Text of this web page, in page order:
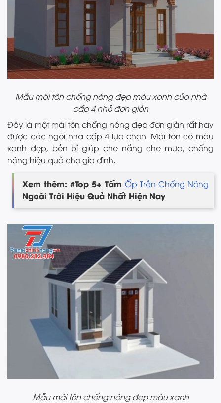
Mẫu mái tôn chống nóng đẹp màu xanh của nhà
cấp 4 nhỏ đơn giản
Đây là một mái tôn chống nóng đẹp đơn giản rất hay
được các ngôi nhà cấp 4 lựa chọn. Mái tôn có màu
xanh đẹp, bền bỉ giúp che nắng che mưa, chống
nóng hiệu quả cho gia đình.
Xem thêm: #Top 5+ Tấm Ốp Trần Chống Nóng
Ngoài Trời Hiệu Quả Nhất Hiện Nay
Mẫu mái tôn chống nóng đẹp màu xanh